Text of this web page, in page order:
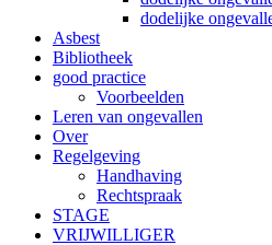
dodelijke
Asbest
Bibliotheek
good practice
Voorbeelden
Leren van ongevallen
Over
Regelgeving
Handhaving
Rechtspraak
STAGE
VRIJWILLIGER